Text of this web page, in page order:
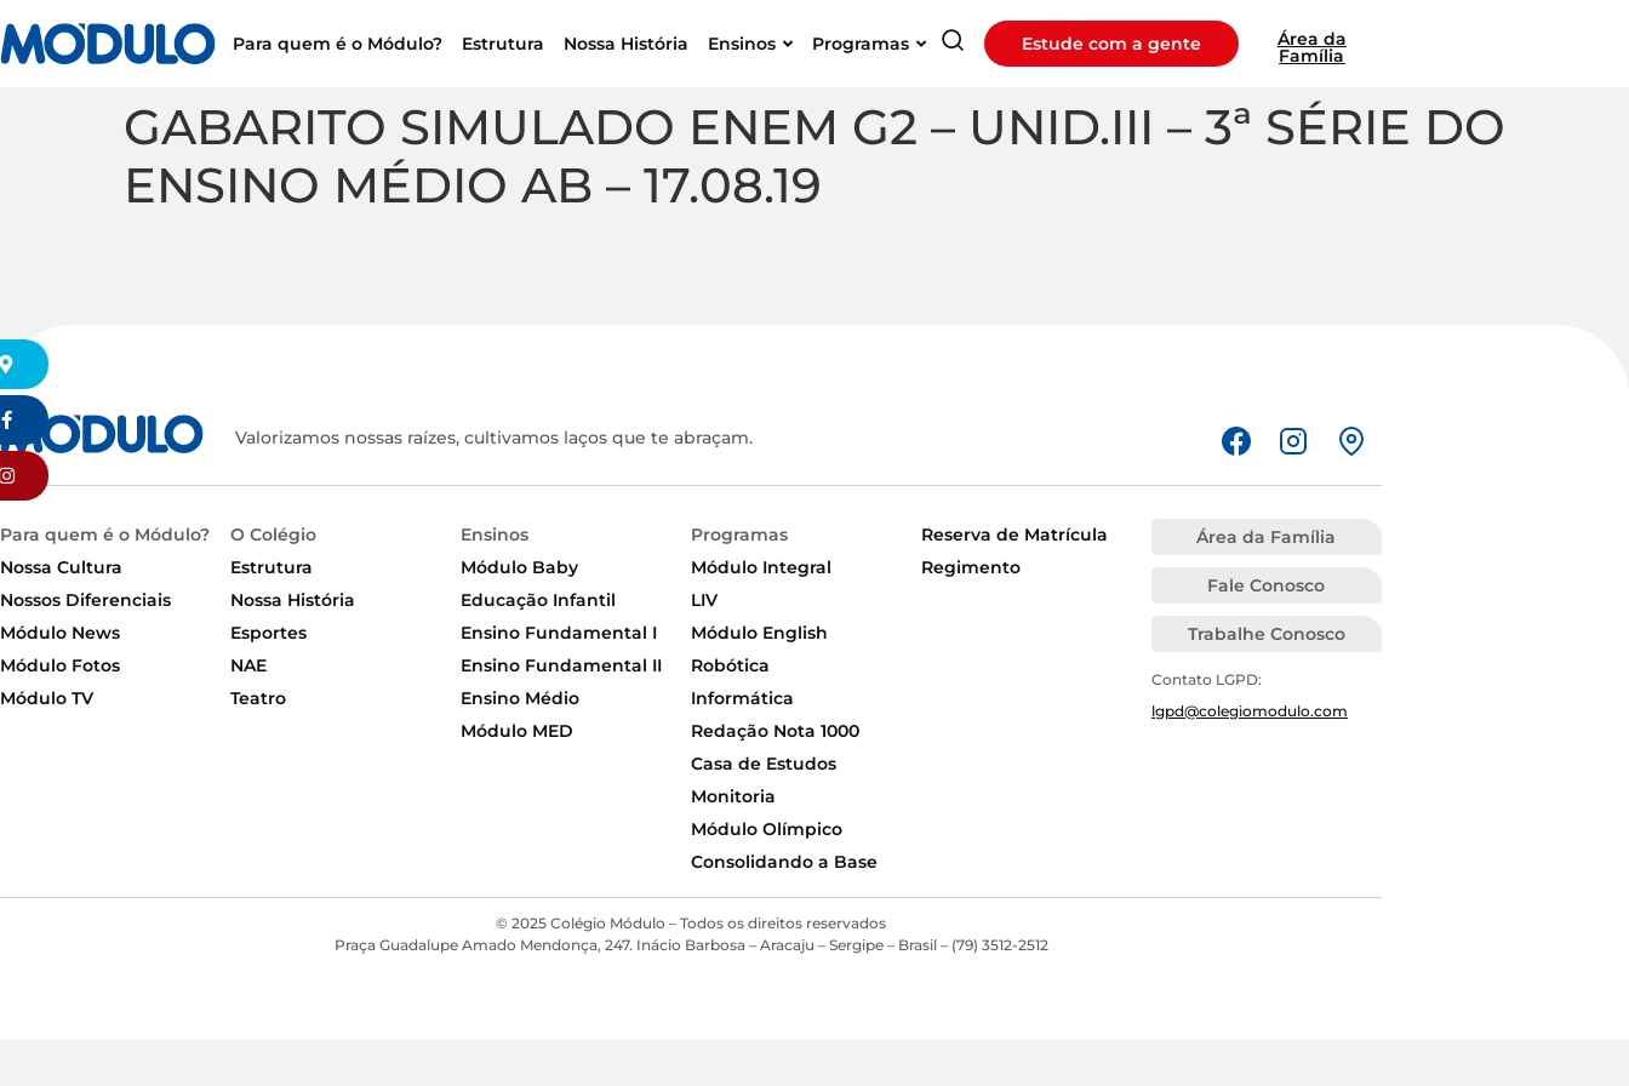
Para quem é o Módulo? Estrutura Nossa História Ensinos Programas Estude com a gente Área da
Família
GABARITO SIMULADO ENEM G2 – UNID.III – 3ª SÉRIE DO
ENSINO MÉDIO AB – 17.08.19
Valorizamos nossas raízes, cultivamos laços que te abraçam.
Para quem é o Módulo?
Nossa Cultura
Nossos Diferenciais
Módulo News
Módulo Fotos
Módulo TV
O Colégio
Estrutura
Nossa História
Esportes
NAE
Teatro
Ensinos
Módulo Baby
Educação Infantil
Ensino Fundamental I
Ensino Fundamental II
Ensino Médio
Módulo MED
Programas
Módulo Integral
LIV
Módulo English
Robótica
Informática
Redação Nota 1000
Casa de Estudos
Monitoria
Módulo Olímpico
Consolidando a Base
Reserva de Matrícula
Regimento
Área da Família
Fale Conosco
Trabalhe Conosco
Contato LGPD:
lgpd@colegiomodulo.com
© 2025 Colégio Módulo – Todos os direitos reservados
Praça Guadalupe Amado Mendonça, 247. Inácio Barbosa – Aracaju – Sergipe – Brasil – (79) 3512-2512